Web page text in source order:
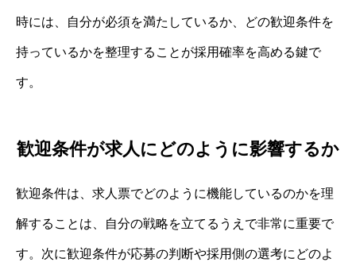
時には、自分が必須を満たしているか、どの歓迎条件を
持っているかを整理することが採用確率を高める鍵で
す。
歓迎条件が求人にどのように影響するか
歓迎条件は、求人票でどのように機能しているのかを理
解することは、自分の戦略を立てるうえで非常に重要で
す。次に歓迎条件が応募の判断や採用側の選考にどのよ